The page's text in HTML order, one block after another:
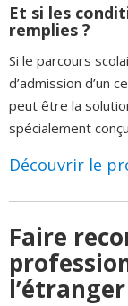
Et si les
remplies ?
Si le parcours
d’admission d’un
peut être la
spécialement
Découvrir le
Faire
l’étranger